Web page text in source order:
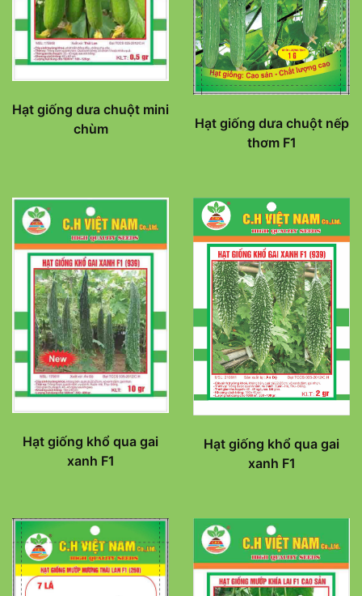
Hạt giống dưa chuột mini
chùm
Hạt giống dưa chuột nếp
thơm F1
Hạt giống khổ qua gai
xanh F1
Hạt giống khổ qua gai
xanh F1